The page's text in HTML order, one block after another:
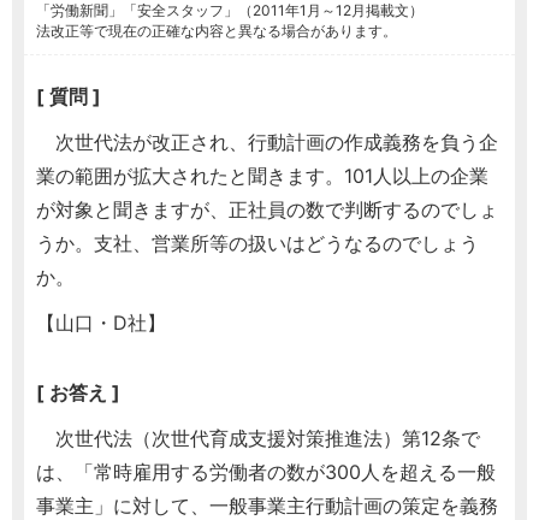
「労働新聞」「安全スタッフ」（2011年1月～12月掲載文）
法改正等で現在の正確な内容と異なる場合があります。
[ 質問 ]
次世代法が改正され、行動計画の作成義務を負う企
業の範囲が拡大されたと聞きます。101人以上の企業
が対象と聞きますが、正社員の数で判断するのでしょ
うか。支社、営業所等の扱いはどうなるのでしょう
か。
【山口・D社】
[ お答え ]
次世代法（次世代育成支援対策推進法）第12条で
は、「常時雇用する労働者の数が300人を超える一般
事業主」に対して、一般事業主行動計画の策定を義務